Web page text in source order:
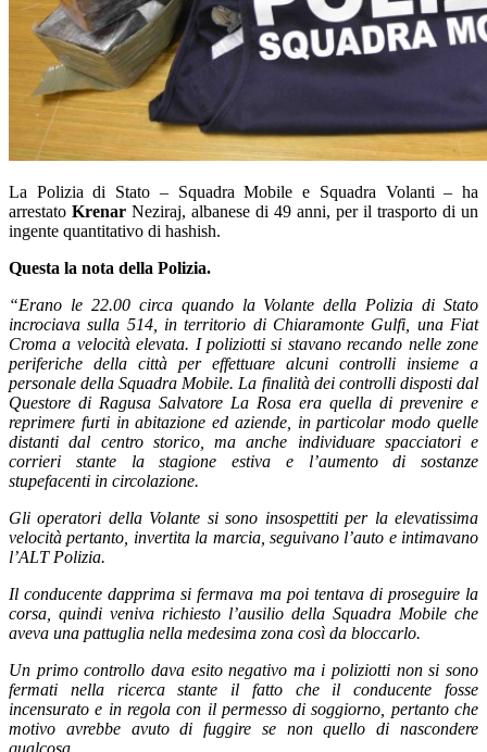
La Polizia di Stato – Squadra Mobile e Squadra Volanti – ha
arrestato Krenar Neziraj, albanese di 49 anni, per il trasporto di un
ingente quantitativo di hashish.
Questa la nota della Polizia.
“Erano le 22.00 circa quando la Volante della Polizia di Stato
incrociava sulla 514, in territorio di Chiaramonte Gulfi, una Fiat
Croma a velocità elevata. I poliziotti si stavano recando nelle zone
periferiche della città per effettuare alcuni controlli insieme a
personale della Squadra Mobile. La finalità dei controlli disposti dal
Questore di Ragusa Salvatore La Rosa era quella di prevenire e
reprimere furti in abitazione ed aziende, in particolar modo quelle
distanti dal centro storico, ma anche individuare spacciatori e
corrieri stante la stagione estiva e l’aumento di sostanze
stupefacenti in circolazione.
Gli operatori della Volante si sono insospettiti per la elevatissima
velocità pertanto, invertita la marcia, seguivano l’auto e intimavano
l’ALT Polizia.
Il conducente dapprima si fermava ma poi tentava di proseguire la
corsa, quindi veniva richiesto l’ausilio della Squadra Mobile che
aveva una pattuglia nella medesima zona così da bloccarlo.
Un primo controllo dava esito negativo ma i poliziotti non si sono
fermati nella ricerca stante il fatto che il conducente fosse
incensurato e in regola con il permesso di soggiorno, pertanto che
motivo avrebbe avuto di fuggire se non quello di nascondere
qualcosa.